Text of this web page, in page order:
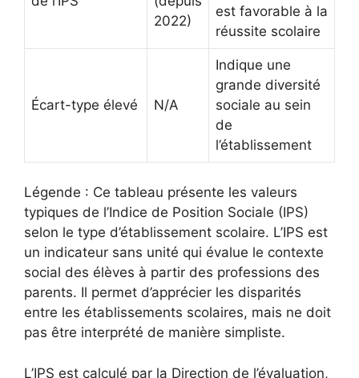
2022)
est favorable à la
réussite scolaire
Écart-type élevé N/A
Indique une
grande diversité
sociale au sein
de
l’établissement
Légende : Ce tableau présente les valeurs
typiques de l’Indice de Position Sociale (IPS)
selon le type d’établissement scolaire. L’IPS est
un indicateur sans unité qui évalue le contexte
social des élèves à partir des professions des
parents. Il permet d’apprécier les disparités
entre les établissements scolaires, mais ne doit
pas être interprété de manière simpliste.
L’IPS est calculé par la Direction de l’évaluation,